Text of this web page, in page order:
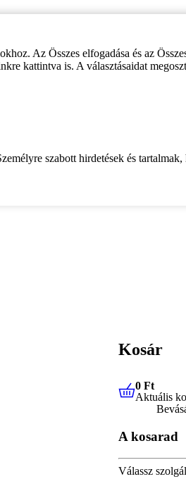
Az Összes elfogadása és az
kattintva is. A választásaidat
szabott hirdetések és tartalmak,
Kosár
0 Ft
0 Ft
Aktuális
A kosarad
Válassz